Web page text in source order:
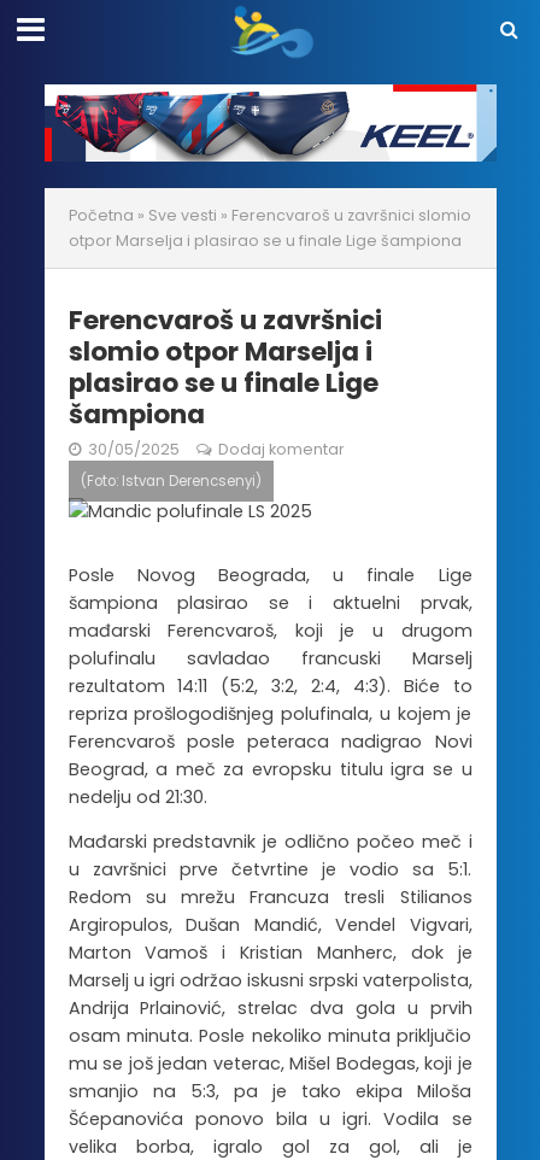
Početna » Sve vesti » Ferencvaroš u završnici slomio
otpor Marselja i plasirao se u finale Lige šampiona
Ferencvaroš u završnici
slomio otpor Marselja i
plasirao se u finale Lige
šampiona
30/05/2025 Dodaj komentar
(Foto: Istvan Derencsenyi)
Posle Novog Beograda, u finale Lige
šampiona plasirao se i aktuelni prvak,
mađarski Ferencvaroš, koji je u drugom
polufinalu savladao francuski Marselj
rezultatom 14:11 (5:2, 3:2, 2:4, 4:3). Biće to
repriza prošlogodišnjeg polufinala, u kojem je
Ferencvaroš posle peteraca nadigrao Novi
Beograd, a meč za evropsku titulu igra se u
nedelju od 21:30.
Mađarski predstavnik je odlično počeo meč i
u završnici prve četvrtine je vodio sa 5:1.
Redom su mrežu Francuza tresli Stilianos
Argiropulos, Dušan Mandić, Vendel Vigvari,
Marton Vamoš i Kristian Manherc, dok je
Marselj u igri održao iskusni srpski vaterpolista,
Andrija Prlainović, strelac dva gola u prvih
osam minuta. Posle nekoliko minuta priključio
mu se još jedan veterac, Mišel Bodegas, koji je
smanjio na 5:3, pa je tako ekipa Miloša
Šćepanovića ponovo bila u igri. Vodila se
velika borba, igralo gol za gol, ali je